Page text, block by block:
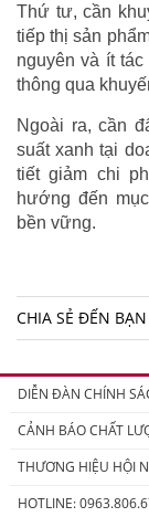
Thứ tư, cần
tiếp thị sản
nguyên và ít
thông qua
Ngoài ra, cần
suất xanh tại
tiết giảm chi
hướng đến
bền vững.
CHIA SẺ ĐẾN BẠN
DIỄN ĐÀN CHÍNH
CẢNH BÁO CHẤT
THƯƠNG HIỆU HỘI
HOTLINE: